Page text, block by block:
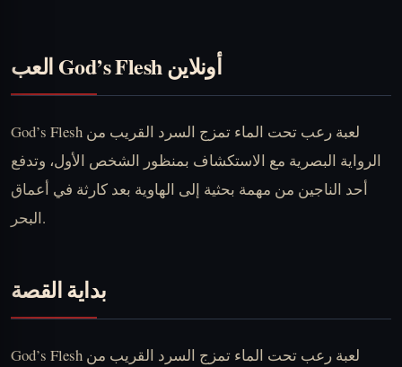
العب God’s Flesh أونلاين
God’s Flesh لعبة رعب تحت الماء تمزج السرد القريب من
الرواية البصرية مع الاستكشاف بمنظور الشخص الأول، وتدفع
أحد الناجين من مهمة بحثية إلى الهاوية بعد كارثة في أعماق
البحر.
بداية القصة
God’s Flesh لعبة رعب تحت الماء تمزج السرد القريب من